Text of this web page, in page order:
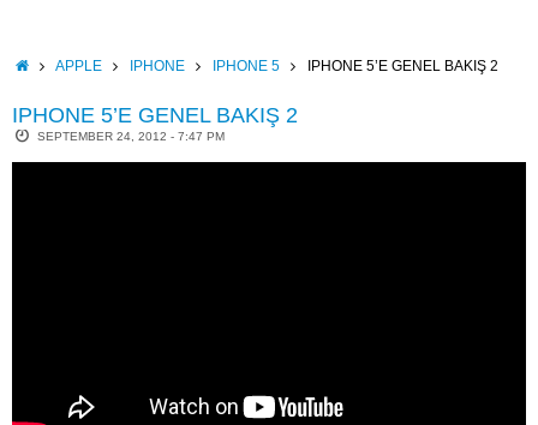
contentHOMEAPPLE IPHONE IPHONE 5 IPHONE 5’E GENEL BAKIŞ 2
IPHONE 5’E GENEL BAKIŞ 2
SEPTEMBER 24, 2012 - 7:47 PM